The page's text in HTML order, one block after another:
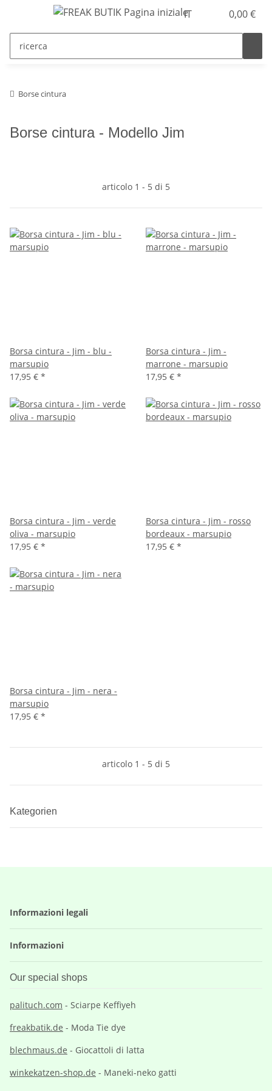
IT 0,00 €
Borse cintura
Borse cintura - Modello Jim
articolo 1 - 5 di 5
Borsa cintura - Jim - blu -
marsupio
17,95 € *
Borsa cintura - Jim -
marrone - marsupio
17,95 € *
Borsa cintura - Jim - verde
oliva - marsupio
17,95 € *
Borsa cintura - Jim - rosso
bordeaux - marsupio
17,95 € *
Borsa cintura - Jim - nera -
marsupio
17,95 € *
articolo 1 - 5 di 5
Kategorien
Informazioni legali
Informazioni
Our special shops
palituch.com - Sciarpe Keffiyeh
freakbatik.de - Moda Tie dye
blechmaus.de - Giocattoli di latta
winkekatzen-shop.de - Maneki-neko gatti